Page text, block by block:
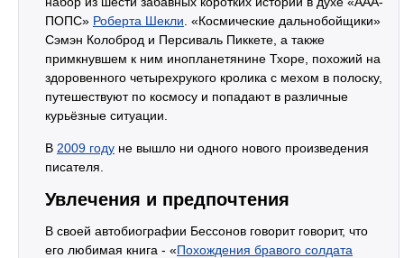
ПОПС» Роберта Шекли . «Космические дальнобойщики»
Сэмэн Колоброд и Персиваль Пиккете, а также
примкнувшем к ним инопланетянине Тхоре, похожий на
здоровенного четырехрукого кролика с мехом в полоску,
путешествуют по космосу и попадают в различные
курьёзные ситуации.
В 2009 году не вышло ни одного нового произведения
писателя.
Увлечения и предпочтения
В своей автобиографии Бессонов говорит говорит, что
его любимая книга - «Похождения бравого солдата